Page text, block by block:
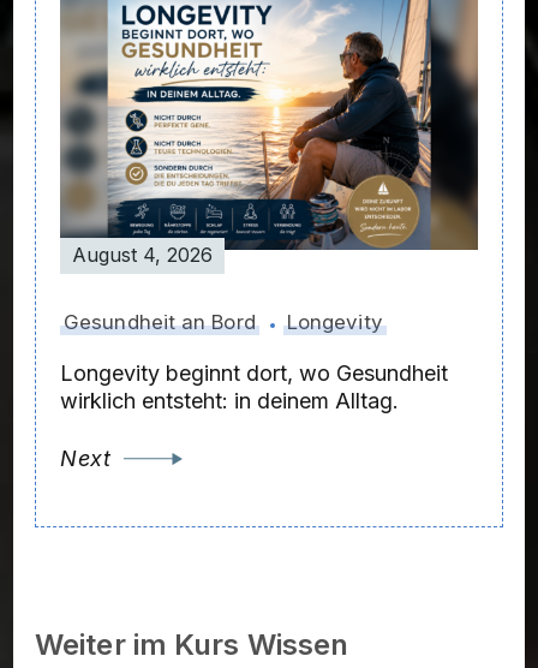
August 4, 2026
Gesundheit an Bord Longevity
Longevity beginnt dort, wo Gesundheit
wirklich entsteht: in deinem Alltag.
Next
Weiter im Kurs Wissen